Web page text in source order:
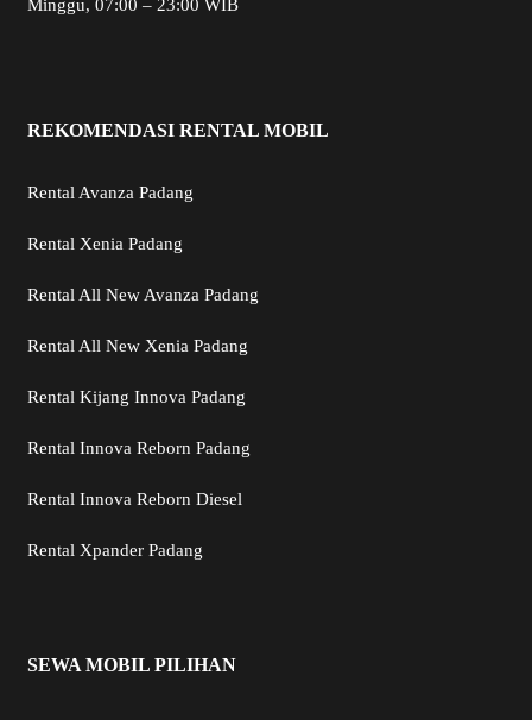
Minggu, 07:00 – 23:00 WIB
REKOMENDASI RENTAL MOBIL
Rental Avanza Padang
Rental Xenia Padang
Rental All New Avanza Padang
Rental All New Xenia Padang
Rental Kijang Innova Padang
Rental Innova Reborn Padang
Rental Innova Reborn Diesel
Rental Xpander Padang
SEWA MOBIL PILIHAN